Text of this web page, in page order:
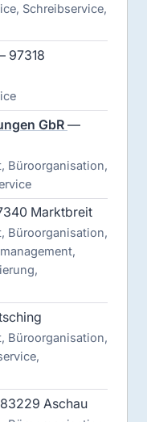
Schreibservice,
97318
GbR —
Büroorganisation,
Marktbreit
Büroorganisation,
Büroorganisation,
Aschau